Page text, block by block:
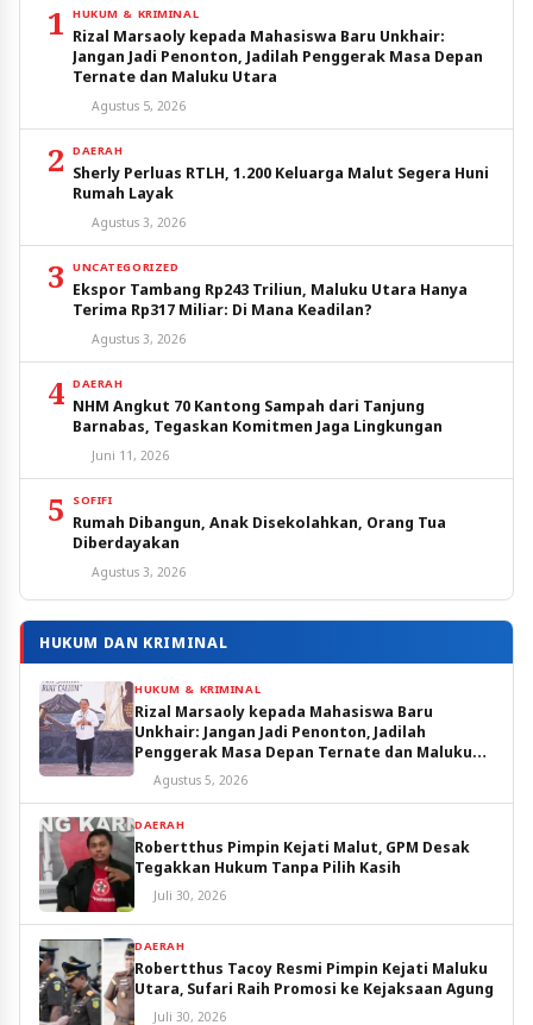
1 HUKUM & KRIMINAL
Rizal Marsaoly kepada Mahasiswa Baru Unkhair:
Jangan Jadi Penonton, Jadilah Penggerak Masa Depan
Ternate dan Maluku Utara
Agustus 5, 2026
2 DAERAH
Sherly Perluas RTLH, 1.200 Keluarga Malut Segera Huni
Rumah Layak
Agustus 3, 2026
3 UNCATEGORIZED
Ekspor Tambang Rp243 Triliun, Maluku Utara Hanya
Terima Rp317 Miliar: Di Mana Keadilan?
Agustus 3, 2026
4 DAERAH
NHM Angkut 70 Kantong Sampah dari Tanjung
Barnabas, Tegaskan Komitmen Jaga Lingkungan
Juni 11, 2026
5 SOFIFI
Rumah Dibangun, Anak Disekolahkan, Orang Tua
Diberdayakan
Agustus 3, 2026
HUKUM DAN KRIMINAL
HUKUM & KRIMINAL
Rizal Marsaoly kepada Mahasiswa Baru
Unkhair: Jangan Jadi Penonton, Jadilah
Penggerak Masa Depan Ternate dan Maluku
Utara
Agustus 5, 2026
DAERAH
Robertthus Pimpin Kejati Malut, GPM Desak
Tegakkan Hukum Tanpa Pilih Kasih
Juli 30, 2026
DAERAH
Robertthus Tacoy Resmi Pimpin Kejati Maluku
Utara, Sufari Raih Promosi ke Kejaksaan Agung
Juli 30, 2026